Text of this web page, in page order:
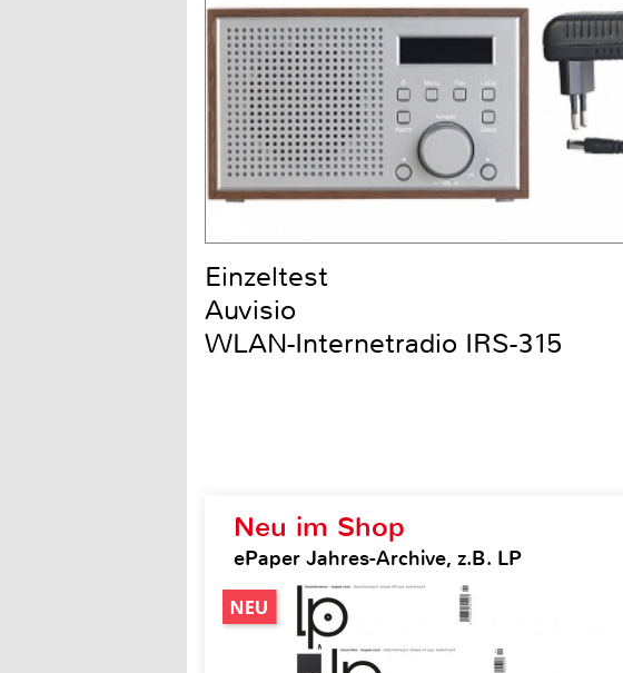
Neu im Shop
ePaper Jahres-Archive, z.B. LP
Einzeltest
Auvisio
WLAN-Internetradio IRS-315